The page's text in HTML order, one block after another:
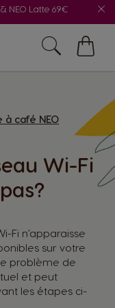
& NEO Latte 69€
à café NEO
Wi-Fi
Fi n’apparaisse
sur votre
problème de
et peut
les étapes ci-